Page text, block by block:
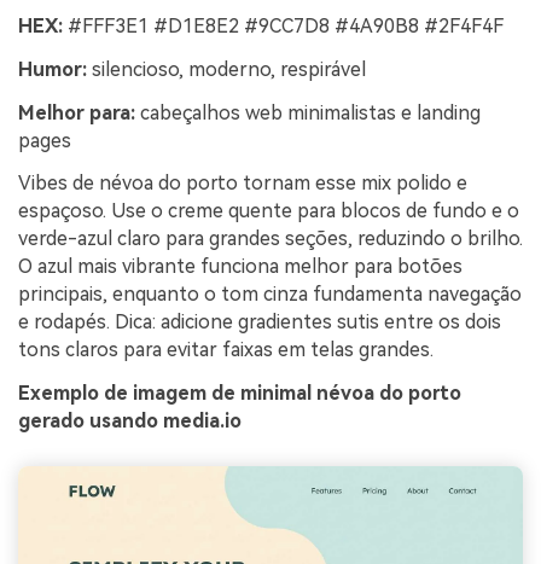
HEX: #FFF3E1 #D1E8E2 #9CC7D8 #4A90B8 #2F4F4F
Humor: silencioso, moderno, respirável
Melhor para: cabeçalhos web minimalistas e landing
pages
Vibes de névoa do porto tornam esse mix polido e
espaçoso. Use o creme quente para blocos de fundo e o
verde-azul claro para grandes seções, reduzindo o brilho.
O azul mais vibrante funciona melhor para botões
principais, enquanto o tom cinza fundamenta navegação
e rodapés. Dica: adicione gradientes sutis entre os dois
tons claros para evitar faixas em telas grandes.
Exemplo de imagem de minimal névoa do porto
gerado usando media.io